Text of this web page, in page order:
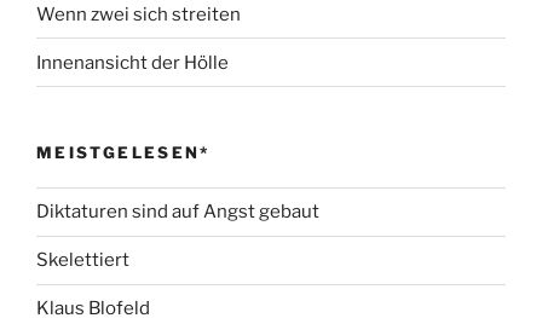
Wenn zwei sich streiten
Innenansicht der Hölle
MEISTGELESEN*
Diktaturen sind auf Angst gebaut
Skelettiert
Klaus Blofeld